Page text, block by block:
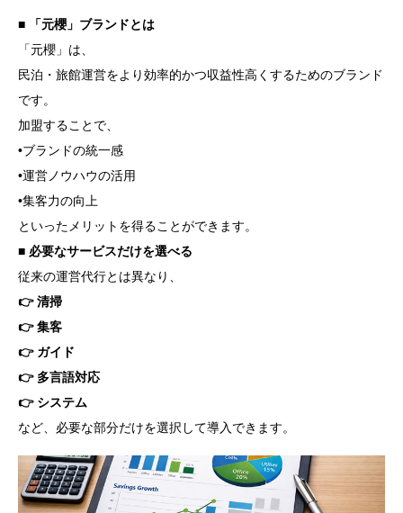
■ 「元櫻」ブランドとは
「元櫻」は、
民泊・旅館運営をより効率的かつ収益性高くするためのブランド
です。
加盟することで、
•ブランドの統一感
•運営ノウハウの活用
•集客力の向上
といったメリットを得ることができます。
■ 必要なサービスだけを選べる
従来の運営代行とは異なり、
👉 清掃
👉 集客
👉 ガイド
👉 多言語対応
👉 システム
など、必要な部分だけを選択して導入できます。